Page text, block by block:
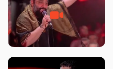
جانا جانا ابی عبدالله – کربلایی جواد
مقدم – شب هشتم محرم 1448 –